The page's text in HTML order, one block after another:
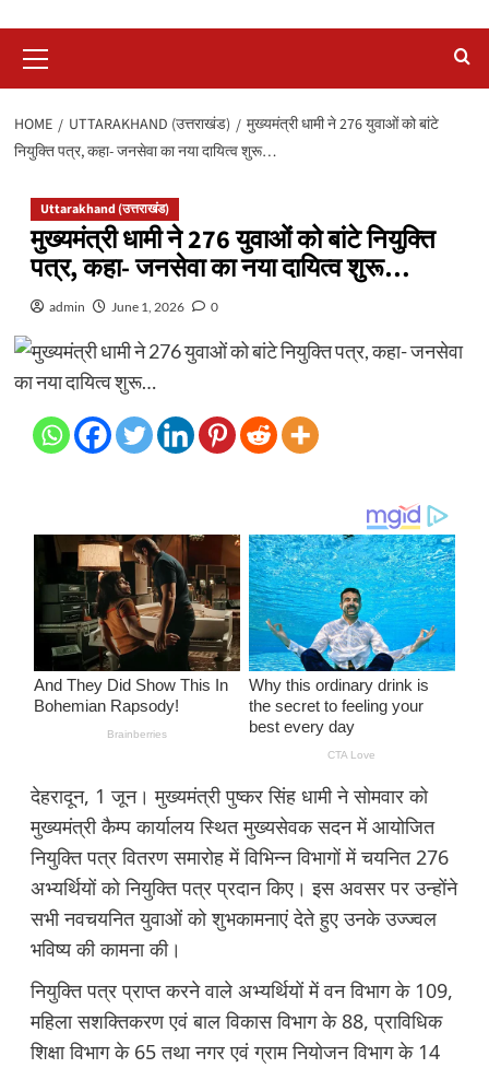
Menu
HOME UTTARAKHAND (उत्तराखंड)
मुख्यमंत्री धामी ने 276 युवाओं को बांटे
नियुक्ति पत्र, कहा- जनसेवा का नया दायित्व शुरू…
Uttarakhand (उत्तराखंड)
मुख्यमंत्री धामी ने 276 युवाओं को बांटे नियुक्ति
पत्र, कहा- जनसेवा का नया दायित्व शुरू…
admin June 1, 2026 0
देहरादून, 1 जून। मुख्यमंत्री पुष्कर सिंह धामी ने सोमवार को
मुख्यमंत्री कैम्प कार्यालय स्थित मुख्यसेवक सदन में आयोजित
नियुक्ति पत्र वितरण समारोह में विभिन्न विभागों में चयनित 276
अभ्यर्थियों को नियुक्ति पत्र प्रदान किए। इस अवसर पर उन्होंने
सभी नवचयनित युवाओं को शुभकामनाएं देते हुए उनके उज्ज्वल
भविष्य की कामना की।
नियुक्ति पत्र प्राप्त करने वाले अभ्यर्थियों में वन विभाग के 109,
महिला सशक्तिकरण एवं बाल विकास विभाग के 88, प्राविधिक
शिक्षा विभाग के 65 तथा नगर एवं ग्राम नियोजन विभाग के 14